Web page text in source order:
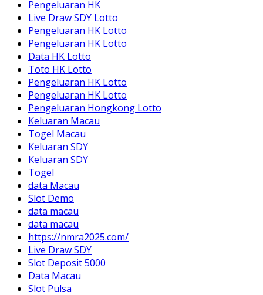
Pengeluaran HK
Live Draw SDY Lotto
Pengeluaran HK Lotto
Pengeluaran HK Lotto
Data HK Lotto
Toto HK Lotto
Pengeluaran HK Lotto
Pengeluaran HK Lotto
Pengeluaran Hongkong Lotto
Keluaran Macau
Togel Macau
Keluaran SDY
Keluaran SDY
Togel
data Macau
Slot Demo
data macau
data macau
https://nmra2025.com/
Live Draw SDY
Slot Deposit 5000
Data Macau
Slot Pulsa